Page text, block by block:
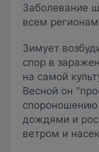
Заболевание
всем
Зимует
спор в
на самой
Весной он
дождями и
ветром и